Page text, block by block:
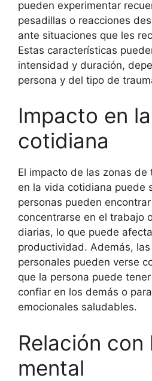
pueden experimentar
pesadillas o reacciones
ante situaciones que les
Estas características
intensidad y duración,
persona y del tipo de
Impacto en
cotidiana
El impacto de las zonas
en la vida cotidiana puede
personas pueden
concentrarse en el trabajo
diarias, lo que puede
productividad. Además,
personales pueden verse
que la persona puede
confiar en los demás o
emocionales saludables.
Relación con
mental